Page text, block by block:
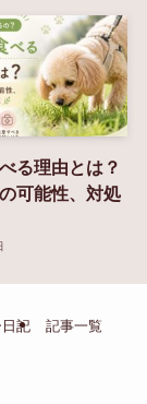
る理由とは？
可能性、対処
記
記事一覧